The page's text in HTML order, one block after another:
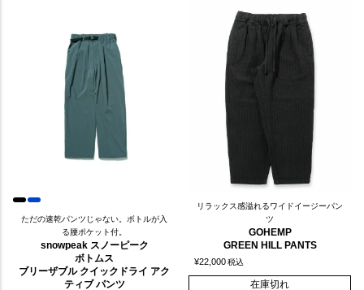
ただの速乾パンツじゃない。ボトルが入
る腰ポケット付。
snowpeak スノーピーク
ボトムス
ブリーザブル クイックドライ アク
ティブ パンツ
リラックス感溢れるワイドイージーパン
ツ
GOHEMP
GREEN HILL PANTS
¥22,000税込
在庫切れ